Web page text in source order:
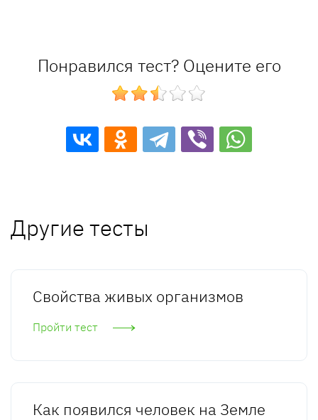
Понравился тест? Оцените его
Другие тесты
Свойства живых организмов
Пройти тест
Как появился человек на Земле